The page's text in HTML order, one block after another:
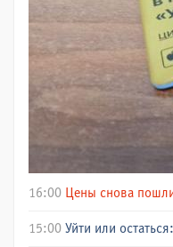
16:00 Цены снова пошли
15:00 Уйти или